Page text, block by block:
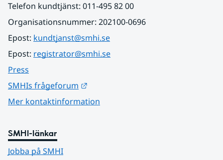
Telefon kundtjänst: 011-495 82 00
Organisationsnummer: 202100-0696
Epost: kundtjanst@smhi.se
Epost: registrator@smhi.se
Press
SMHIs frågeforum
Mer kontaktinformation
SMHI-länkar
Jobba på SMHI